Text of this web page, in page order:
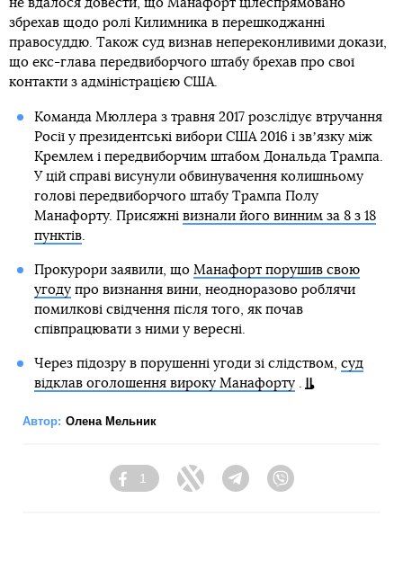
не вдалося довести, що Манафорт цілеспрямовано
збрехав щодо ролі Килимника в перешкоджанні
правосуддю. Також суд визнав непереконливими докази,
що екс-глава передвиборчого штабу брехав про свої
контакти з адміністрацією США.
Команда Мюллера з травня 2017 розслідує втручання
Росії у президентські вибори США 2016 і звʼязку між
Кремлем і передвиборчим штабом Дональда Трампа.
У цій справі висунули обвинувачення колишньому
голові передвиборчого штабу Трампа Полу
Манафорту. Присяжні визнали його винним за 8 з 18
пунктів.
Прокурори заявили, що Манафорт порушив свою
угодупро визнання вини, неодноразово роблячи
помилкові свідчення після того, як почав
співпрацювати з ними у вересні.
Через підозру в порушенні угоди зі слідством, суд
відклав оголошення вироку Манафорту.
Автор: Олена Мельник
Facebook
1
Twitter Telegram